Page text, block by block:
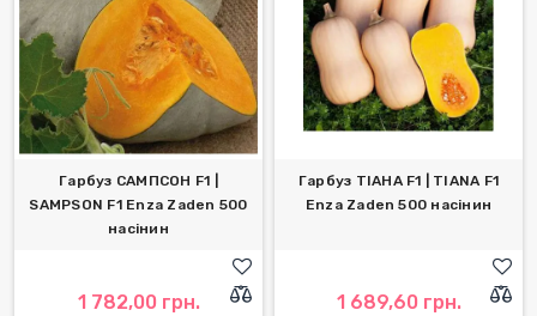
Гарбуз САМПСОН F1 |
SAMPSON F1 Enza Zaden 500
насінин
1 782,00 грн.
Гарбуз ТІАНА F1 | TIANA F1
Enza Zaden 500 насінин
1 689,60 грн.